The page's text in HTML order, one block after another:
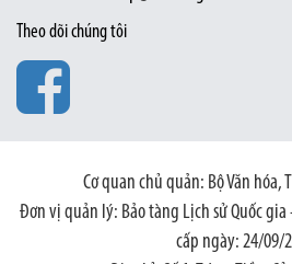
Theo dõi chúng tôi
Cơ quan chủ quản: Bộ Văn hóa,
Đơn vị quản lý: Bảo tàng Lịch sử Quốc gia
cấp ngày: 24/09/